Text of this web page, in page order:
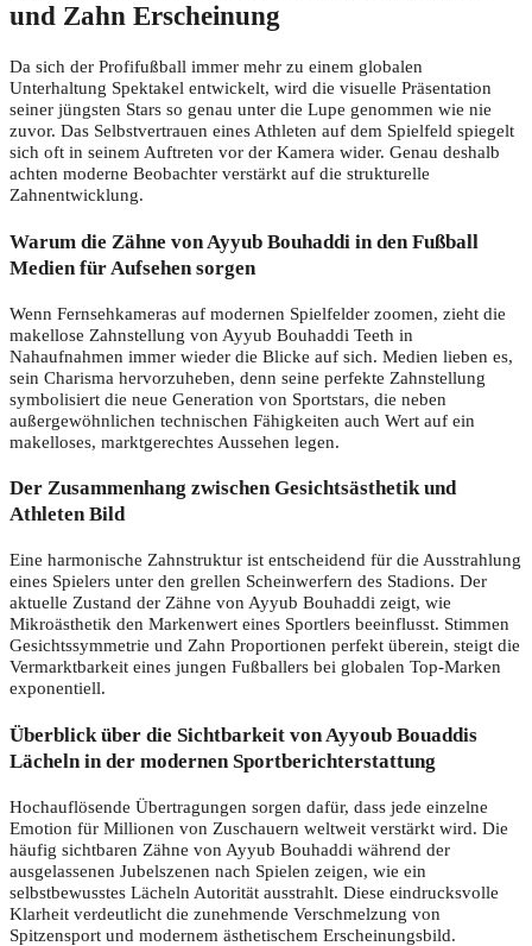
und Zahn Erscheinung
Da sich der Profifußball immer mehr zu einem globalen
Unterhaltung Spektakel entwickelt, wird die visuelle Präsentation
seiner jüngsten Stars so genau unter die Lupe genommen wie nie
zuvor. Das Selbstvertrauen eines Athleten auf dem Spielfeld spiegelt
sich oft in seinem Auftreten vor der Kamera wider. Genau deshalb
achten moderne Beobachter verstärkt auf die strukturelle
Zahnentwicklung.
Warum die Zähne von Ayyub Bouhaddi in den Fußball
Medien für Aufsehen sorgen
Wenn Fernsehkameras auf modernen Spielfelder zoomen, zieht die
makellose Zahnstellung von Ayyub Bouhaddi Teeth in
Nahaufnahmen immer wieder die Blicke auf sich. Medien lieben es,
sein Charisma hervorzuheben, denn seine perfekte Zahnstellung
symbolisiert die neue Generation von Sportstars, die neben
außergewöhnlichen technischen Fähigkeiten auch Wert auf ein
makelloses, marktgerechtes Aussehen legen.
Der Zusammenhang zwischen Gesichtsästhetik und
Athleten Bild
Eine harmonische Zahnstruktur ist entscheidend für die Ausstrahlung
eines Spielers unter den grellen Scheinwerfern des Stadions. Der
aktuelle Zustand der Zähne von Ayyub Bouhaddi zeigt, wie
Mikroästhetik den Markenwert eines Sportlers beeinflusst. Stimmen
Gesichtssymmetrie und Zahn Proportionen perfekt überein, steigt die
Vermarktbarkeit eines jungen Fußballers bei globalen Top-Marken
exponentiell.
Überblick über die Sichtbarkeit von Ayyoub Bouaddis
Lächeln in der modernen Sportberichterstattung
Hochauflösende Übertragungen sorgen dafür, dass jede einzelne
Emotion für Millionen von Zuschauern weltweit verstärkt wird. Die
häufig sichtbaren Zähne von Ayyub Bouhaddi während der
ausgelassenen Jubelszenen nach Spielen zeigen, wie ein
selbstbewusstes Lächeln Autorität ausstrahlt. Diese eindrucksvolle
Klarheit verdeutlicht die zunehmende Verschmelzung von
Spitzensport und modernem ästhetischem Erscheinungsbild.